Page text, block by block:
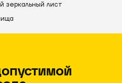
зеркальный лист